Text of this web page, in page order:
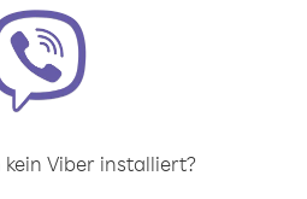
Viber installiert?